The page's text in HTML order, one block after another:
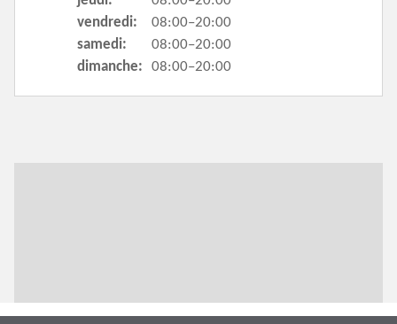
vendredi:
08:00–20:00
samedi:
08:00–20:00
dimanche:
08:00–20:00